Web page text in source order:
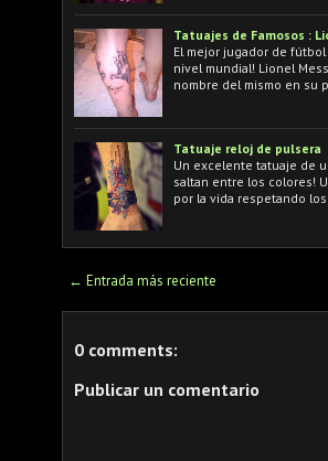
Tatuajes de Famosos :
El mejor jugador de
nivel mundial! Lionel
nombre del mismo en su
Tatuaje reloj de pulsera
Un excelente tatuaje de
saltan entre los colores!
por la vida respetando los
← Entrada más reciente
0 comments:
Publicar un comentario